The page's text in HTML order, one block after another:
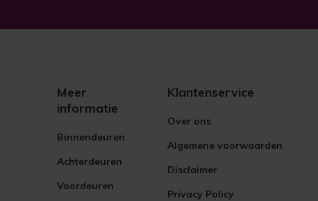
Meer
informatie
Binnendeuren
Achterdeuren
Voordeuren
Klantenservice
Over ons
Algemene voorwaarden
Disclaimer
Privacy Policy